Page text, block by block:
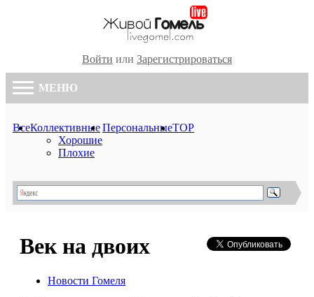
Войти или Зарегистрироваться
МЕНЮ
ВсеКоллективные
Хорошие
Плохие
ПерсональныеTOP
Век на двоих
Новости Гомеля